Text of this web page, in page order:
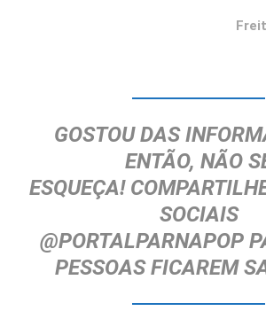
GOSTOU DAS
ENTÃO, NÃO
ESQUEÇA!
SOCIAIS
@PORTALPARNAPOP
PESSOAS FICAREM